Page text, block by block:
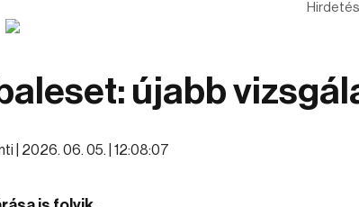
Hirdetés
újabb
| 2026. 06. 05. | 12:08:07